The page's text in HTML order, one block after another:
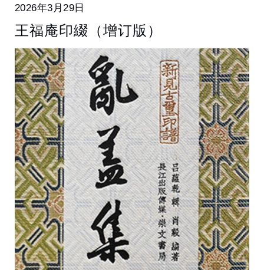
2026年3月29日
王福庵印綴（增订版）